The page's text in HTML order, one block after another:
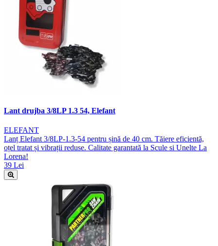
Lant drujba 3/8LP 1.3 54, Elefant
ELEFANT
Lanț Elefant 3/8LP-1.3-54 pentru șină de 40 cm. Tăiere eficientă,
oțel tratat și vibrații reduse. Calitate garantată la Scule si Unelte La
Lorena!
39 Lei